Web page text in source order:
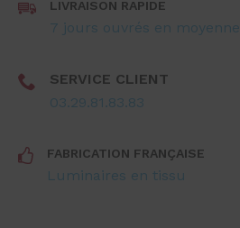
LIVRAISON RAPIDE
7 jours ouvrés en moyenne
SERVICE CLIENT
03.29.81.83.83
FABRICATION FRANÇAISE
Luminaires en tissu